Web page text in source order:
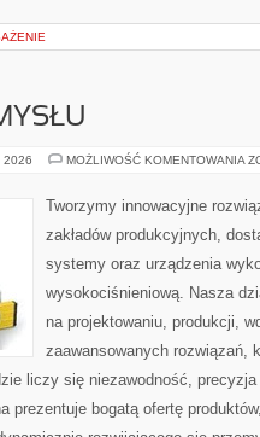
2026 MOŻLIWOŚĆ KOMENTOWANIA
Tworzymy innowacyjne
zakładów produkcyjnych,
systemy oraz urządzenia
wysokociśnieniową. Nasza
na projektowaniu, produkcji,
zaawansowanych rozwiązań,
liczy się niezawodność,
prezentuje bogatą ofertę